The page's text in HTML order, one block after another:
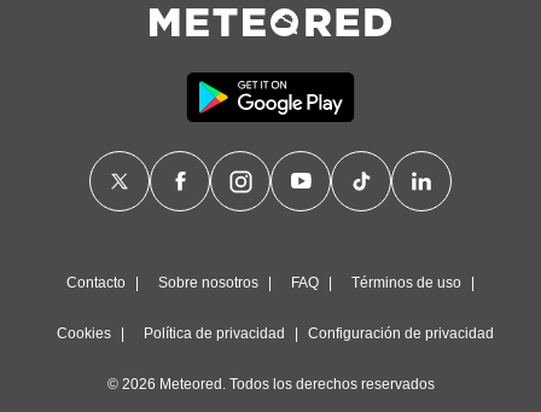
Contacto Sobre nosotros FAQ Términos de uso
Cookies Política de privacidad Configuración de privacidad
© 2026 Meteored. Todos los derechos reservados